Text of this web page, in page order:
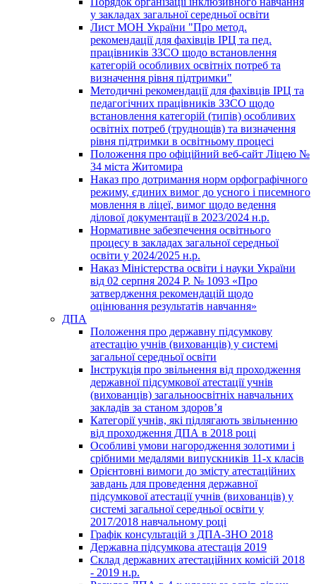
у закладах загальної середньої освіти
Лист МОН України "Про метод.
рекомендації для фахівців ІРЦ та пед.
працівників ЗЗСО щодо встановлення
категорій особливих освітніх потреб та
визначення рівня підтримки"
Методичні рекомендації для фахівців ІРЦ та
педагогічних працівників ЗЗСО щодо
встановлення категорій (типів) особливих
освітніх потреб (труднощів) та визначення
рівня підтримки в освітньому процесі
Положення про офіційний веб-сайт Ліцею №
34 міста Житомира
Наказ про дотримання норм орфографічного
режиму, єдиних вимог до усного і писемного
мовлення в ліцеї, вимог щодо ведення
ділової документації в 2023/2024 н.р.
Нормативне забезпечення освітнього
процесу в закладах загальної середньої
освіти у 2024/2025 н.р.
Наказ Міністерства освіти і науки України
від 02 серпня 2024 Р. № 1093 «Про
затвердження рекомендацій щодо
оцінювання результатів навчання»
ДПА
Положення про державну підсумкову
атестацію учнів (вихованців) у системі
загальної середньої освіти
Інструкція про звільнення від проходження
державної підсумкової атестації учнів
(вихованців) загальноосвітніх навчальних
закладів за станом здоров’я
Категорії учнів, які підлягають звільненню
від проходження ДПА в 2018 році
Особливі умови нагородження золотими і
срібними медалями випускників 11-х класів
Орієнтовні вимоги до змісту атестаційних
завдань для проведення державної
підсумкової атестації учнів (вихованців) у
системі загальної середньої освіти у
2017/2018 навчальному році
Графік консультацій з ДПА-ЗНО 2018
Державна підсумкова атестація 2019
Склад державних атестаційних комісій 2018
- 2019 н.р.